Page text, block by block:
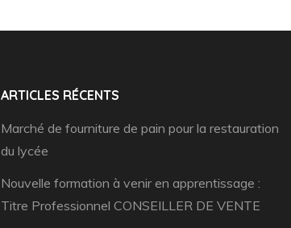
ARTICLES RÉCENTS
Marché de fourniture de pain pour la restauration
du lycée
Nouvelle formation à venir en apprentissage :
Titre Professionnel CONSEILLER DE VENTE